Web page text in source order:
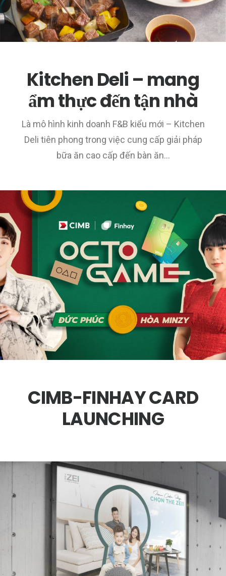
Kitchen Deli – mang
ẩm thực đến tận nhà
Là mô hình kinh doanh F&B kiểu mới – Kitchen
Deli tiên phong trong việc cung cấp giải pháp
bữa ăn cao cấp đến bàn ăn…
CIMB-FINHAY CARD
LAUNCHING